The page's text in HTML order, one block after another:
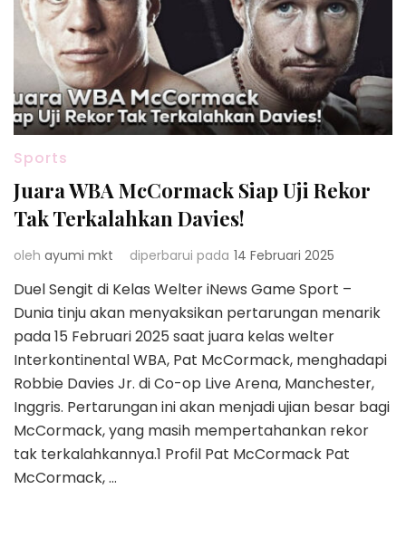
Sports
Juara WBA McCormack Siap Uji Rekor
Tak Terkalahkan Davies!
oleh ayumi mkt diperbarui pada 14 Februari 2025
Duel Sengit di Kelas Welter iNews Game Sport –
Dunia tinju akan menyaksikan pertarungan menarik
pada 15 Februari 2025 saat juara kelas welter
Interkontinental WBA, Pat McCormack, menghadapi
Robbie Davies Jr. di Co-op Live Arena, Manchester,
Inggris. Pertarungan ini akan menjadi ujian besar bagi
McCormack, yang masih mempertahankan rekor
tak terkalahkannya.1 Profil Pat McCormack Pat
McCormack, …